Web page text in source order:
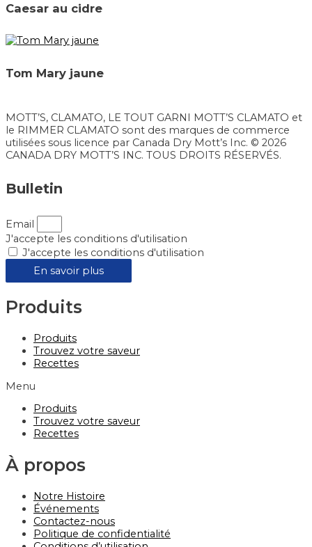
Caesar au cidre
Tom Mary jaune
MOTT’S, CLAMATO, LE TOUT GARNI MOTT’S CLAMATO et
le RIMMER CLAMATO sont des marques de commerce
utilisées sous licence par Canada Dry Mott’s Inc. © 2026
CANADA DRY MOTT’S INC. TOUS DROITS RÉSERVÉS.
Bulletin
Email
J'accepte les conditions d'utilisation
J'accepte les conditions d'utilisation
En savoir plus
Produits
Produits
Trouvez votre saveur
Recettes
Menu
Produits
Trouvez votre saveur
Recettes
À propos
Notre Histoire
Événements
Contactez-nous
Politique de confidentialité